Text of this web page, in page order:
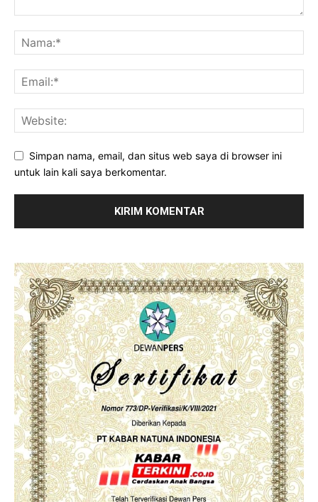
Simpan nama, email, dan situs web saya di browser ini
untuk lain kali saya berkomentar.